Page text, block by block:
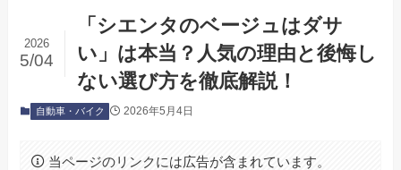
「シエンタのベージュはダサ
い」は本当？人気の理由と後悔し
ない選び方を徹底解説！
2026
5/04
自動車・バイク 2026年5月4日
当ページのリンクには広告が含まれています。